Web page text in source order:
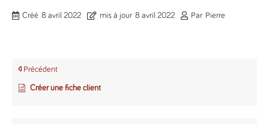
Créé 8 avril 2022 mis à jour 8 avril 2022 Par Pierre
Précédent
Créer une fiche client